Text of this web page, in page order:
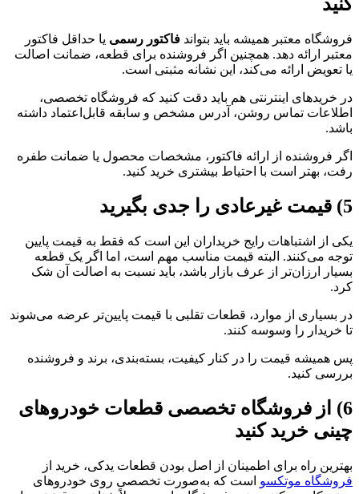
فروشگاه معتبر همیشه باید بتواند فاکتور رسمی یا حداقل فاکتور
معتبر ارائه دهد. همچنین اگر فروشنده برای قطعه، ضمانت اصالت
یا تعویض ارائه می‌کند، این نشانه مثبتی است.
در خریدهای اینترنتی هم باید دقت کنید که فروشگاه تخصصی،
اطلاعات تماس روشن، آدرس مشخص و سابقه قابل‌اعتماد داشته
باشد.
اگر فروشنده از ارائه فاکتور، مشخصات محصول یا ضمانت طفره
رفت، بهتر است با احتیاط بیشتری خرید کنید.
5) قیمت غیرعادی را جدی بگیرید
یکی از اشتباهات رایج خریداران این است که فقط به قیمت پایین
توجه می‌کنند. البته قیمت مناسب مهم است، اما اگر یک قطعه
بسیار ارزان‌تر از عرف بازار باشد، باید نسبت به اصالت آن شک
کرد.
در بسیاری از موارد، قطعات تقلبی با قیمت پایین‌تر عرضه می‌شوند
تا خریدار را وسوسه کنند.
پس همیشه قیمت را در کنار کیفیت، بسته‌بندی، برند و فروشنده
بررسی کنید.
6) از فروشگاه تخصصی قطعات خودروهای
چینی خرید کنید
بهترین راه برای اطمینان از اصل بودن قطعات یدکی، خرید از
فروشگاه‌ موتکسو است که به‌صورت تخصصی روی خودروهای